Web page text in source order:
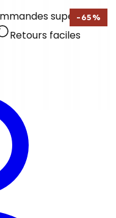
supérieures
Retours faciles
- 65 %